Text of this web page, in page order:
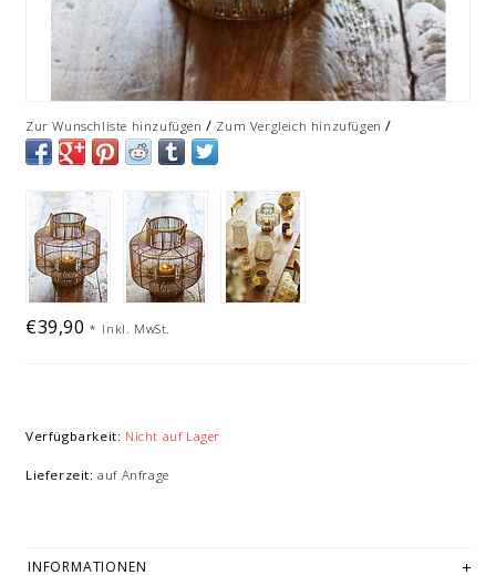
Zur Wunschliste hinzufügen / Zum Vergleich hinzufügen /
€39,90* Inkl. MwSt.
Verfügbarkeit: Nicht auf Lager
Lieferzeit: auf Anfrage
INFORMATIONEN